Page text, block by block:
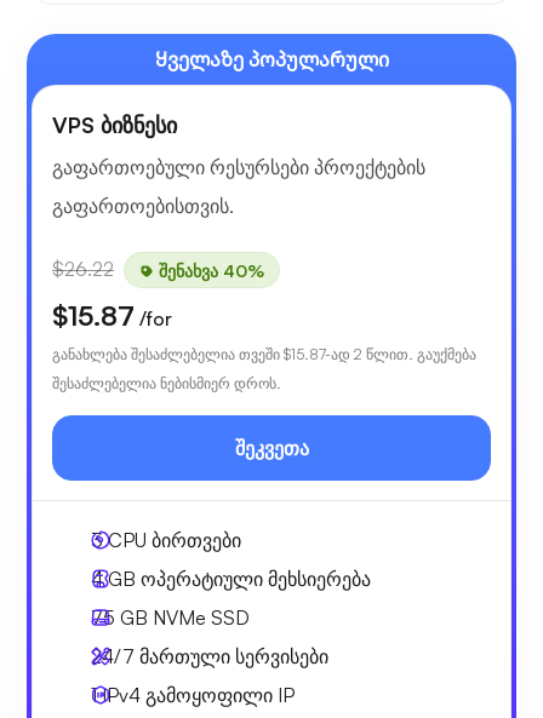
Ყველაზე პოპულარული
VPS ბიზნესი
გაფართოებული რესურსები პროექტების
გაფართოებისთვის.
$26.22 შენახვა 40%
$15.87 /for
განახლება შესაძლებელია თვეში $15.87-ად 2 წლით. გაუქმება
შესაძლებელია ნებისმიერ დროს.
შეკვეთა
3CPU ბირთვები
4 GB ოპერატიული მეხსიერება
75 GB NVMe SSD
24/7 მართული სერვისები
1 IPv4 გამოყოფილი IP